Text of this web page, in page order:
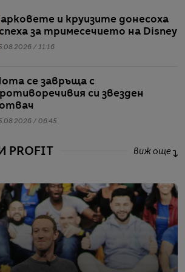
и круизите донесоха
за тримесечието на Disney
/ 11:16
се завръща с
си звезден
/ 06:45
виж още